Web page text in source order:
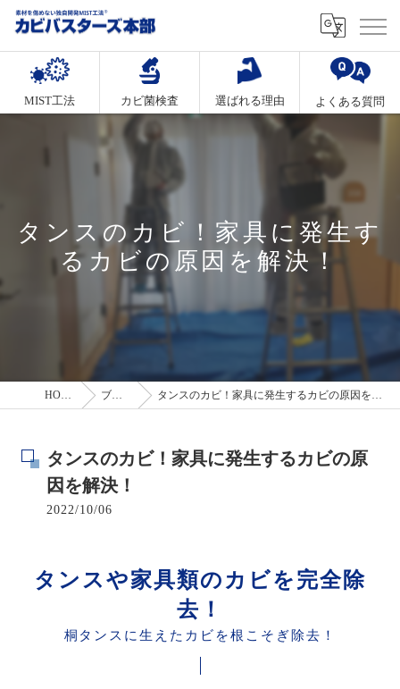
MIST工法 カビ菌検査 選ばれる理由 よくある質問
タンスのカビ！家具に発生す
るカビの原因を解決！
HOME ブログ タンスのカビ！家具に発生するカビの原因を解決！
タンスのカビ！家具に発生するカビの原
因を解決！
2022/10/06
タンスや家具類のカビを完全除
去！
桐タンスに生えたカビを根こそぎ除去！